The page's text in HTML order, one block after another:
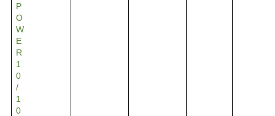
P
O
W
E
R
1
0
/
1
0